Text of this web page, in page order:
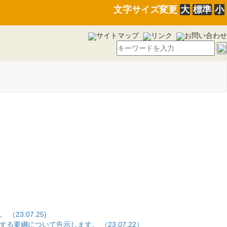
文字サイズ変更 大 標準 小
サイトマップ リンク お問い合わせ
（23.07.25)
要綱について告示します。 （23.07.22）